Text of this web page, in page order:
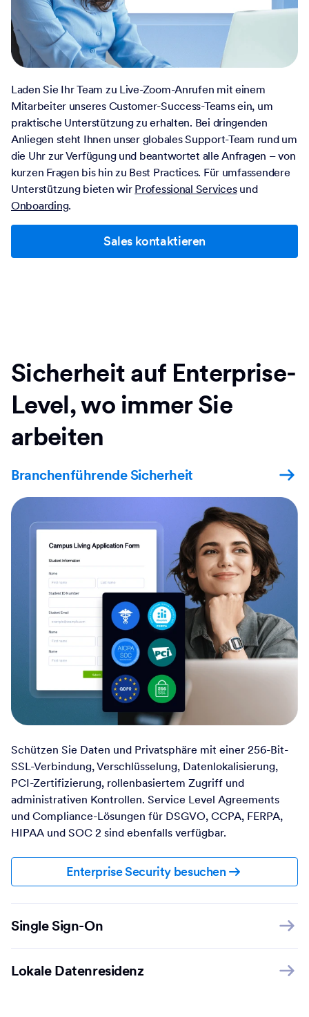
Laden Sie Ihr Team zu Live-Zoom-Anrufen mit einem
Mitarbeiter unseres Customer-Success-Teams ein, um
praktische Unterstützung zu erhalten. Bei dringenden
Anliegen steht Ihnen unser globales Support-Team rund um
die Uhr zur Verfügung und beantwortet alle Anfragen – von
kurzen Fragen bis hin zu Best Practices. Für umfassendere
Unterstützung bieten wir Professional Servicesund
Onboarding.
Sales kontaktieren
Sicherheit auf Enterprise-
Level, wo immer Sie
arbeiten
Branchenführende Sicherheit
Schützen Sie Daten und Privatsphäre mit einer 256-Bit-
SSL-Verbindung, Verschlüsselung, Datenlokalisierung,
PCI-Zertifizierung, rollenbasiertem Zugriff und
administrativen Kontrollen. Service Level Agreements
und Compliance-Lösungen für DSGVO, CCPA, FERPA,
HIPAA und SOC 2 sind ebenfalls verfügbar.
Enterprise Security besuchen
Single Sign-On
Lokale Datenresidenz